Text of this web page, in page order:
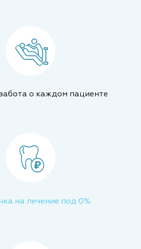
о каждом пациенте
на лечение под 0%